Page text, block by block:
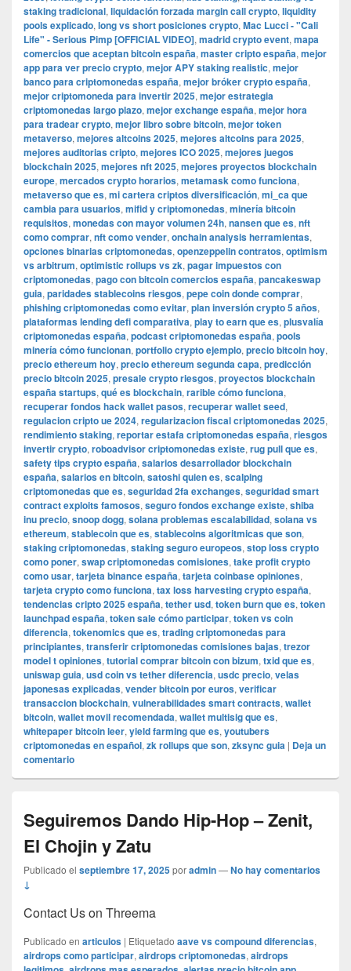
staking tradicional, liquidación forzada margin call crypto, liquidity
pools explicado, long vs short posiciones crypto, Mac Lucci - "Cali
Life" - Serious Pimp [OFFICIAL VIDEO], madrid crypto event, mapa
comercios que aceptan bitcoin españa, master cripto españa, mejor
app para ver precio crypto, mejor APY staking realistic, mejor
banco para criptomonedas españa, mejor bróker crypto españa,
mejor criptomoneda para invertir 2025, mejor estrategia
criptomonedas largo plazo, mejor exchange españa, mejor hora
para tradear crypto, mejor libro sobre bitcoin, mejor token
metaverso, mejores altcoins 2025, mejores altcoins para 2025,
mejores auditorias cripto, mejores ICO 2025, mejores juegos
blockchain 2025, mejores nft 2025, mejores proyectos blockchain
europe, mercados crypto horarios, metamask como funciona,
metaverso que es, mi cartera criptos diversificación, mi_ca que
cambia para usuarios, mifid y criptomonedas, minería bitcoin
requisitos, monedas con mayor volumen 24h, nansen que es, nft
como comprar, nft como vender, onchain analysis herramientas,
opciones binarias criptomonedas, openzeppelin contratos, optimism
vs arbitrum, optimistic rollups vs zk, pagar impuestos con
criptomonedas, pago con bitcoin comercios españa, pancakeswap
guia, paridades stablecoins riesgos, pepe coin donde comprar,
phishing criptomonedas como evitar, plan inversión crypto 5 años,
plataformas lending defi comparativa, play to earn que es, plusvalía
criptomonedas españa, podcast criptomonedas españa, pools
minería cómo funcionan, portfolio crypto ejemplo, precio bitcoin hoy,
precio ethereum hoy, precio ethereum segunda capa, predicción
precio bitcoin 2025, presale crypto riesgos, proyectos blockchain
españa startups, qué es blockchain, rarible cómo funciona,
recuperar fondos hack wallet pasos, recuperar wallet seed,
regulacion cripto ue 2024, regularizacion fiscal criptomonedas 2025,
rendimiento staking, reportar estafa criptomonedas españa, riesgos
invertir crypto, roboadvisor criptomonedas existe, rug pull que es,
safety tips crypto españa, salarios desarrollador blockchain
españa, salarios en bitcoin, satoshi quien es, scalping
criptomonedas que es, seguridad 2fa exchanges, seguridad smart
contract exploits famosos, seguro fondos exchange existe, shiba
inu precio, snoop dogg, solana problemas escalabilidad, solana vs
ethereum, stablecoin que es, stablecoins algoritmicas que son,
staking criptomonedas, staking seguro europeos, stop loss crypto
como poner, swap criptomonedas comisiones, take profit crypto
como usar, tarjeta binance españa, tarjeta coinbase opiniones,
tarjeta crypto como funciona, tax loss harvesting crypto españa,
tendencias cripto 2025 españa, tether usd, token burn que es, token
launchpad españa, token sale cómo participar, token vs coin
diferencia, tokenomics que es, trading criptomonedas para
principiantes, transferir criptomonedas comisiones bajas, trezor
model t opiniones, tutorial comprar bitcoin con bizum, txid que es,
uniswap guia, usd coin vs tether diferencia, usdc precio, velas
japonesas explicadas, vender bitcoin por euros, verificar
transaccion blockchain, vulnerabilidades smart contracts, wallet
bitcoin, wallet movil recomendada, wallet multisig que es,
whitepaper bitcoin leer, yield farming que es, youtubers
criptomonedas en español, zk rollups que son, zksync guia | Deja un
comentario
Seguiremos Dando Hip-Hop – Zenit,
El Chojin y Zatu
Publicado el septiembre 17, 2025poradmin—No hay comentarios
↓
Contact Us on Threema
Publicado en articulos | Etiquetado aave vs compound diferencias,
airdrops como participar, airdrops criptomonedas, airdrops